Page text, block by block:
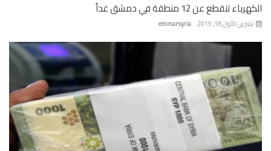
تنقطع عن 12 منطقة في دمشق غداً
emmarsyria الأول 18, 2019